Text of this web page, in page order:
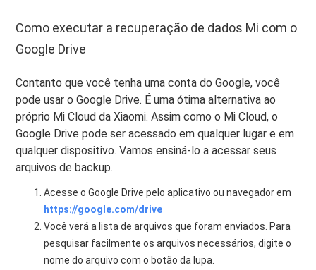
Como executar a recuperação de dados Mi com o
Google Drive
Contanto que você tenha uma conta do Google, você
pode usar o Google Drive. É uma ótima alternativa ao
próprio Mi Cloud da Xiaomi. Assim como o Mi Cloud, o
Google Drive pode ser acessado em qualquer lugar e em
qualquer dispositivo. Vamos ensiná-lo a acessar seus
arquivos de backup.
Acesse o Google Drive pelo aplicativo ou navegador em
https://google.com/drive
Você verá a lista de arquivos que foram enviados. Para
pesquisar facilmente os arquivos necessários, digite o
nome do arquivo com o botão da lupa.